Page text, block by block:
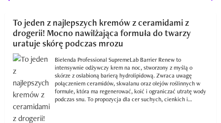
To jeden z najlepszych kremów z ceramidami z
drogerii! Mocno nawilżająca formuła do twarzy
uratuje skórę podczas mrozu
Bielenda Professional SupremeLab Barrier Renew to
intensywnie odżywczy krem na noc, stworzony z myślą o
skórze z osłabioną barierą hydrolipidową. Zwraca uwagę
połączeniem ceramidów, skwalanu oraz olejów roślinnych w
formule, która ma regenerować, koić i ograniczać utratę wody
podczas snu. To propozycja dla cer suchych, cienkich i